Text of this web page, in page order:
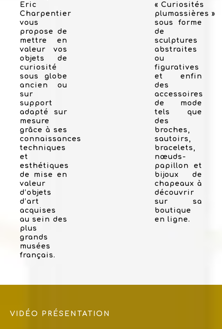
Eric
Charpentier
vous
propose de
mettre en
valeur vos
objets de
curiosité
sous globe
ancien ou
sur
support
adapté sur
mesure
grâce à ses
connaissances
techniques
et
esthétiques
de mise en
valeur
d’objets
d’art
acquises
au sein des
plus
grands
musées
français.
« Curiosités
plumassières »
sous forme
de
sculptures
abstraites
ou
figuratives
et enfin
des
accessoires
de mode
tels que
des
broches,
sautoirs,
bracelets,
nœuds-
papillon et
bijoux de
chapeaux à
découvrir
sur sa
boutique
en ligne.
VIDÉO PRÉSENTATION